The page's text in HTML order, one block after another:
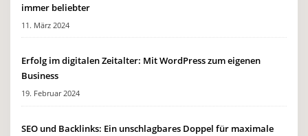
immer beliebter
11. März 2024
Erfolg im digitalen Zeitalter: Mit WordPress zum eigenen
Business
19. Februar 2024
SEO und Backlinks: Ein unschlagbares Doppel für maximale